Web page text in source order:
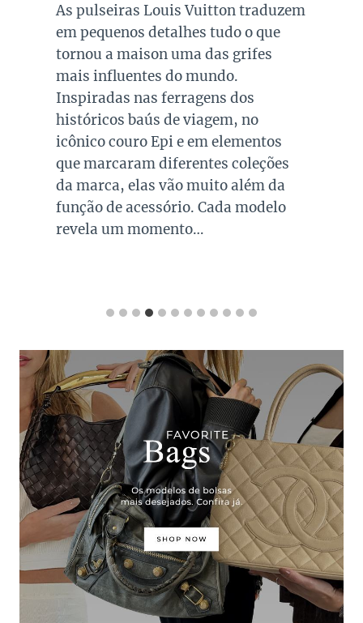
As pulseiras Louis Vuitton traduzem
em pequenos detalhes tudo o que
tornou a maison uma das grifes
mais influentes do mundo.
Inspiradas nas ferragens dos
históricos baús de viagem, no
icônico couro Epi e em elementos
que marcaram diferentes coleções
da marca, elas vão muito além da
função de acessório. Cada modelo
revela um momento…